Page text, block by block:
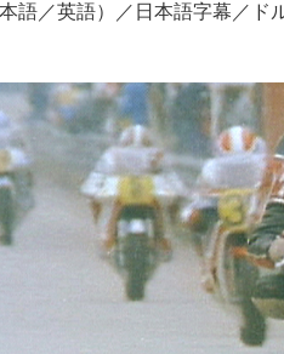
語／英語）／日本語字幕／ド